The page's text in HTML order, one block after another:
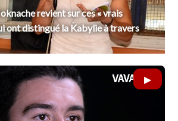
revient sur ces « vrais
ont distingué la Kabylie à travers